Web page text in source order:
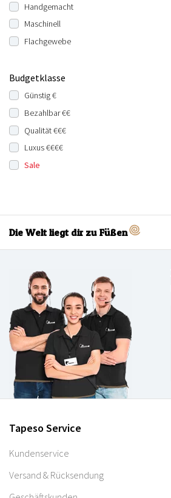
Handgemacht
Maschinell
Flachgewebe
Budgetklasse
Günstig €
Bezahlbar €€
Qualität €€€
Luxus €€€€
Sale
Die Welt liegt dir zu Füßen
Tapeso Service
Kundenservice
Versand & Rücksendung